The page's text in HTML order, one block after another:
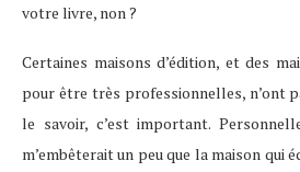
votre livre, non ?
Certaines maisons d’édition, et des
pour être très professionnelles, n’ont
le savoir, c’est important.
m’embêterait un peu que la maison qui